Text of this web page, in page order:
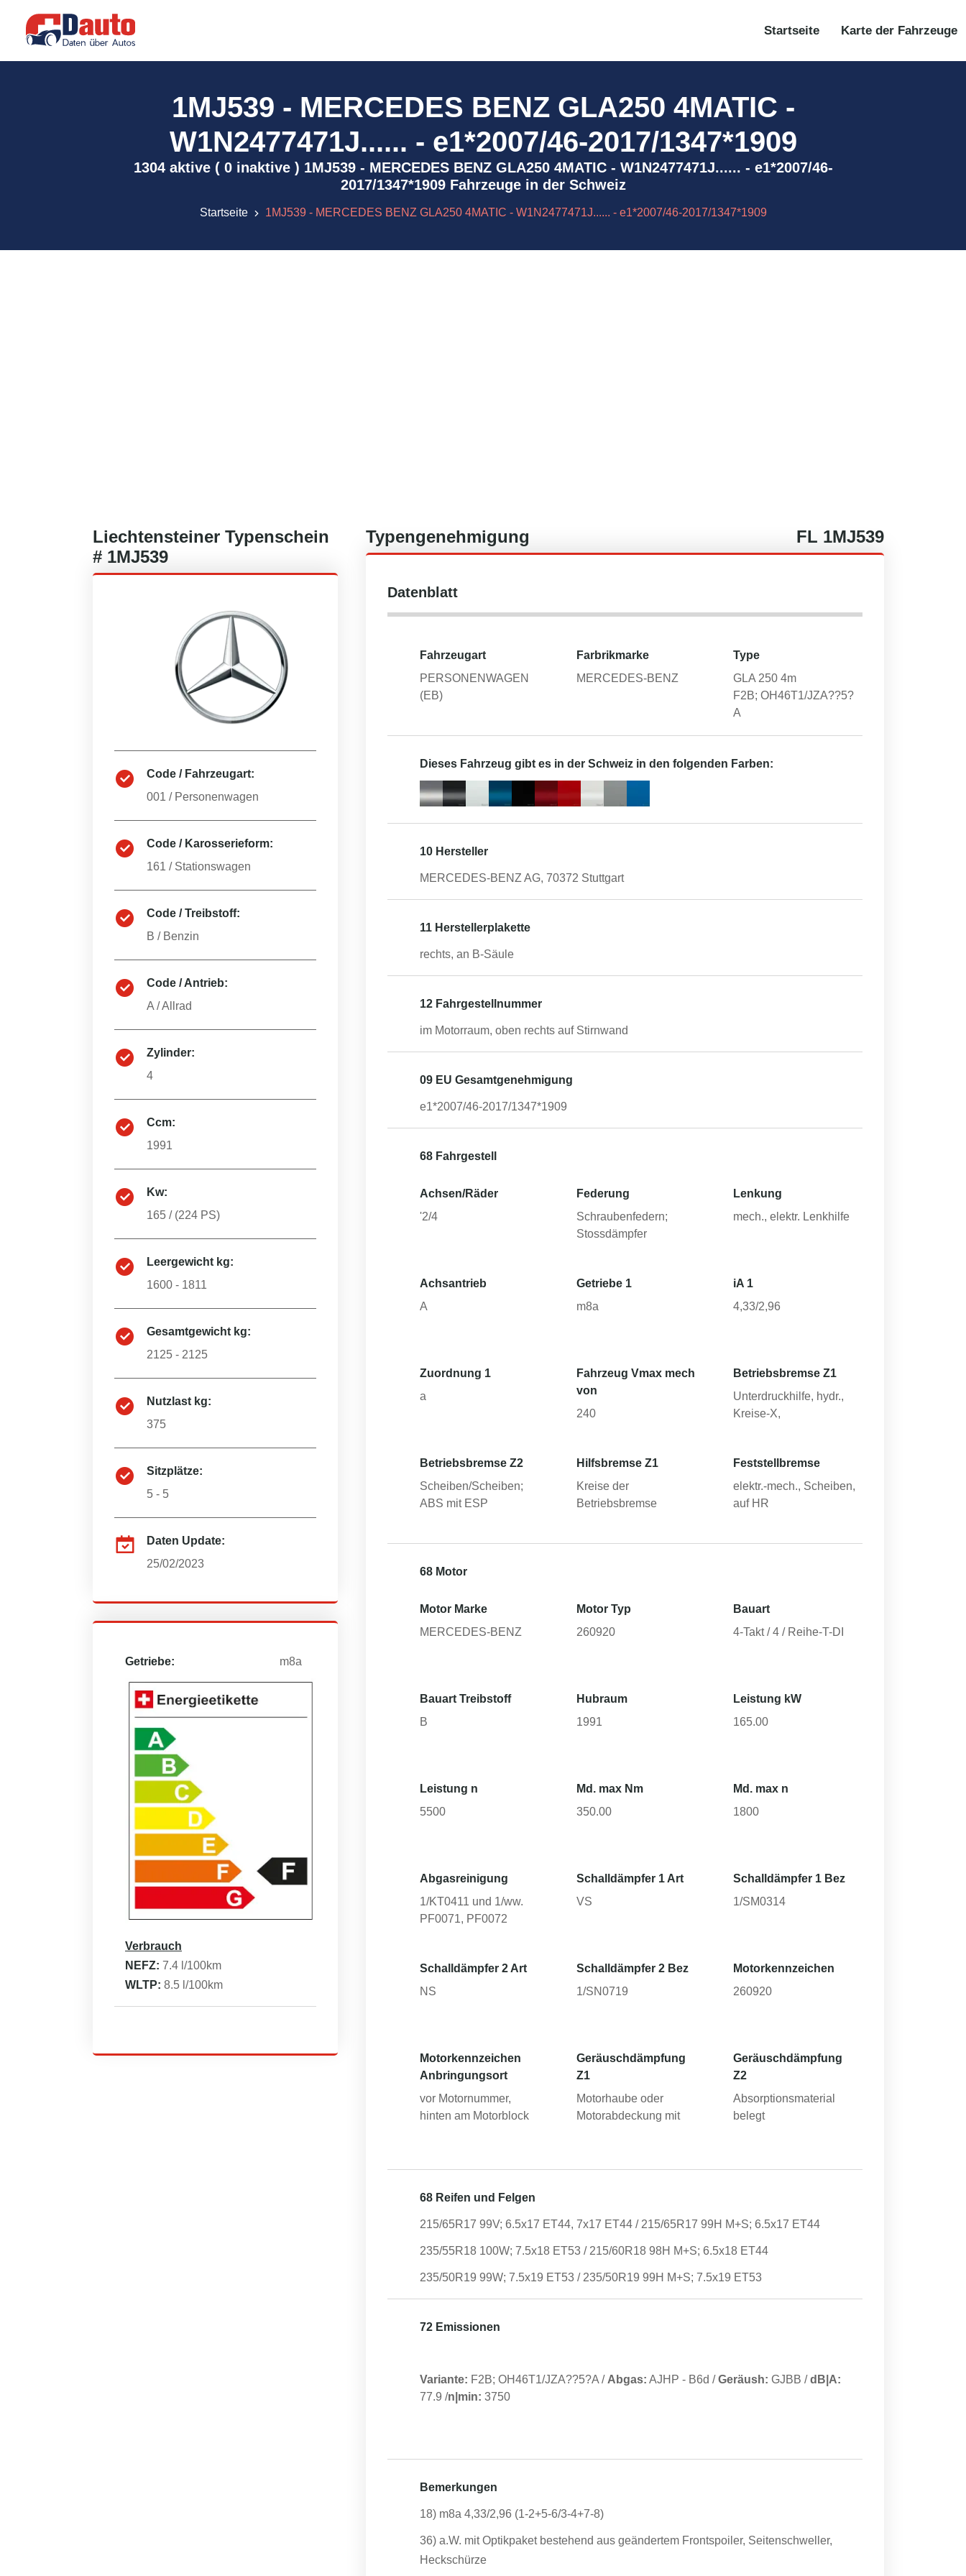
Startseite Karte der Fahrzeuge
1MJ539 - MERCEDES BENZ GLA250 4MATIC -
W1N2477471J...... - e1*2007/46-2017/1347*1909
1304 aktive ( 0 inaktive ) 1MJ539 - MERCEDES BENZ GLA250 4MATIC - W1N2477471J...... - e1*2007/46-
2017/1347*1909 Fahrzeuge in der Schweiz
Startseite 1MJ539 - MERCEDES BENZ GLA250 4MATIC - W1N2477471J...... - e1*2007/46-2017/1347*1909
Liechtensteiner Typenschein
# 1MJ539
Code / Fahrzeugart:
001 / Personenwagen
Code / Karosserieform:
161 / Stationswagen
Code / Treibstoff:
B / Benzin
Code / Antrieb:
A /Allrad
Zylinder:
4
Ccm:
1991
Kw:
165 / (224 PS)
Leergewicht kg:
1600 - 1811
Gesamtgewicht kg:
2125 - 2125
Nutzlast kg:
375
Sitzplätze:
5 - 5
Daten Update:
25/02/2023
Getriebe: m8a
Verbrauch
NEFZ: 7.4 l/100km
WLTP: 8.5 l/100km
Typengenehmigung FL 1MJ539
Datenblatt
Fahrzeugart
PERSONENWAGEN
(EB)
Farbrikmarke
MERCEDES-BENZ
Type
GLA 250 4m
F2B; OH46T1/JZA??5?
A
Dieses Fahrzeug gibt es in der Schweiz in den folgenden Farben:
10 Hersteller
MERCEDES-BENZ AG, 70372 Stuttgart
11 Herstellerplakette
rechts, an B-Säule
12 Fahrgestellnummer
im Motorraum, oben rechts auf Stirnwand
09 EU Gesamtgenehmigung
e1*2007/46-2017/1347*1909
68 Fahrgestell
Achsen/Räder
'2/4
Federung
Schraubenfedern;
Stossdämpfer
Lenkung
mech., elektr. Lenkhilfe
Achsantrieb
A
Getriebe 1
m8a
iA 1
4,33/2,96
Zuordnung 1
a
Fahrzeug Vmax mech
von
240
Betriebsbremse Z1
Unterdruckhilfe, hydr.,
Kreise-X,
Betriebsbremse Z2
Scheiben/Scheiben;
ABS mit ESP
Hilfsbremse Z1
Kreise der
Betriebsbremse
Feststellbremse
elektr.-mech., Scheiben,
auf HR
68 Motor
Motor Marke
MERCEDES-BENZ
Motor Typ
260920
Bauart
4-Takt / 4 / Reihe-T-DI
Bauart Treibstoff
B
Hubraum
1991
Leistung kW
165.00
Leistung n
5500
Md. max Nm
350.00
Md. max n
1800
Abgasreinigung
1/KT0411 und 1/ww.
PF0071, PF0072
Schalldämpfer 1 Art
VS
Schalldämpfer 1 Bez
1/SM0314
Schalldämpfer 2 Art
NS
Schalldämpfer 2 Bez
1/SN0719
Motorkennzeichen
260920
Motorkennzeichen
Anbringungsort
vor Motornummer,
hinten am Motorblock
Geräuschdämpfung
Z1
Motorhaube oder
Motorabdeckung mit
Geräuschdämpfung
Z2
Absorptionsmaterial
belegt
68 Reifen und Felgen
215/65R17 99V; 6.5x17 ET44, 7x17 ET44 / 215/65R17 99H M+S; 6.5x17 ET44
235/55R18 100W; 7.5x18 ET53 / 215/60R18 98H M+S; 6.5x18 ET44
235/50R19 99W; 7.5x19 ET53 / 235/50R19 99H M+S; 7.5x19 ET53
72 Emissionen
Variante: F2B; OH46T1/JZA??5?A / Abgas: AJHP - B6d /Geräush: GJBB /dB|A:
77.9 /n|min: 3750
Bemerkungen
18) m8a 4,33/2,96 (1-2+5-6/3-4+7-8)
36) a.W. mit Optikpaket bestehend aus geändertem Frontspoiler, Seitenschweller,
Heckschürze